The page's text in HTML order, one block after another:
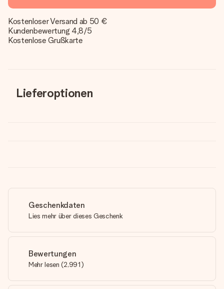
Kostenloser Versand ab 50 €
Kundenbewertung 4,8/5
Kostenlose Grußkarte
Lieferoptionen
Geschenkdaten
Lies mehr über dieses Geschenk
Bewertungen
Mehr lesen (2,991)